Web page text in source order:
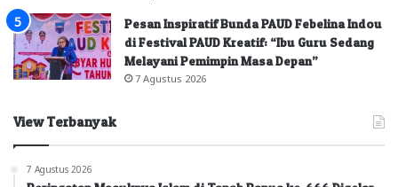
Pesan Inspiratif Bunda PAUD Febelina Indou
di Festival PAUD Kreatif: “Ibu Guru Sedang
Melayani Pemimpin Masa Depan”
7 Agustus 2026
View Terbanyak
7 Agustus 2026